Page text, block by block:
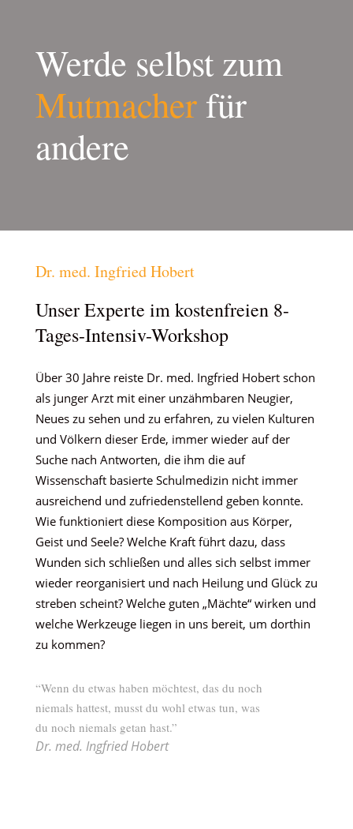
Werde selbst zum
Mutmacherfür
andere
Dr. med. Ingfried Hobert
Unser Experte im kostenfreien 8-
Tages-Intensiv-Workshop
Über 30 Jahre reiste Dr. med. Ingfried Hobert schon
als junger Arzt mit einer unzähmbaren Neugier,
Neues zu sehen und zu erfahren, zu vielen Kulturen
und Völkern dieser Erde, immer wieder auf der
Suche nach Antworten, die ihm die auf
Wissenschaft basierte Schulmedizin nicht immer
ausreichend und zufriedenstellend geben konnte.
Wie funktioniert diese Komposition aus Körper,
Geist und Seele? Welche Kraft führt dazu, dass
Wunden sich schließen und alles sich selbst immer
wieder reorganisiert und nach Heilung und Glück zu
streben scheint? Welche guten „Mächte“ wirken und
welche Werkzeuge liegen in uns bereit, um dorthin
zu kommen?
“Wenn du etwas haben möchtest, das du noch
niemals hattest, musst du wohl etwas tun, was
du noch niemals getan hast.”
Dr. med. Ingfried Hobert